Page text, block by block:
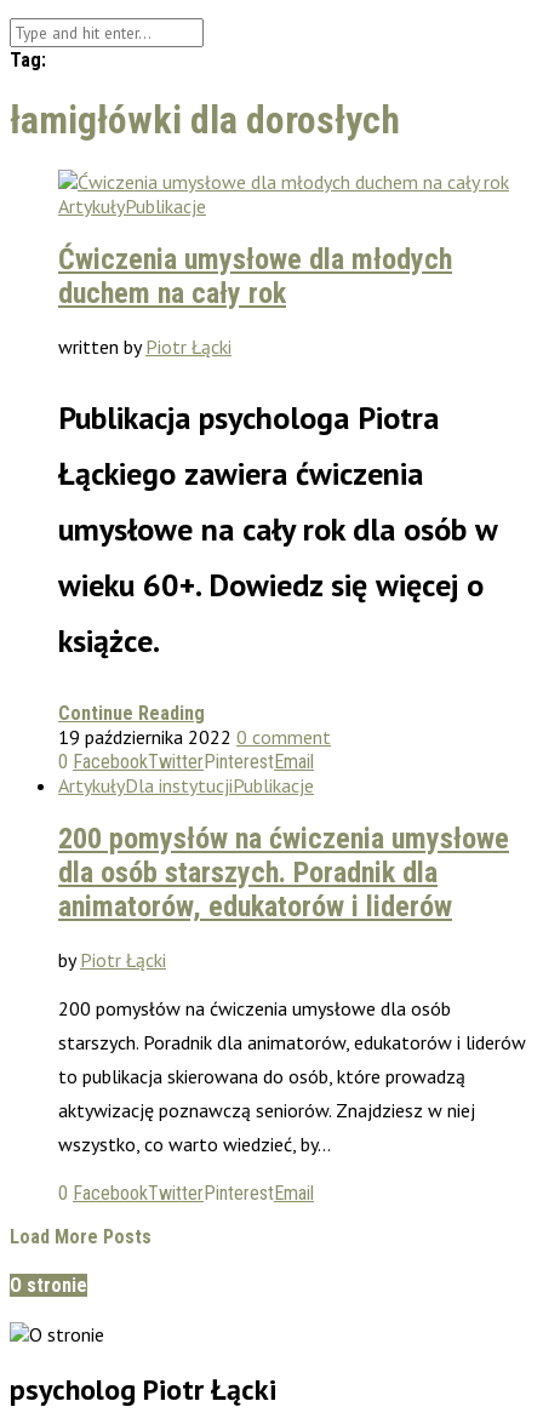
Tag:
łamigłówki dla dorosłych
ArtykułyPublikacje
Ćwiczenia umysłowe dla młodych
duchem na cały rok
written byPiotr Łącki
Publikacja psychologa Piotra
Łąckiego zawiera ćwiczenia
umysłowe na cały rok dla osób w
wieku 60+. Dowiedz się więcej o
książce.
Continue Reading
19 października 2022 0 comment
0 FacebookTwitterPinterestEmail
ArtykułyDla instytucjiPublikacje
200 pomysłów na ćwiczenia umysłowe
dla osób starszych. Poradnik dla
animatorów, edukatorów i liderów
byPiotr Łącki
200 pomysłów na ćwiczenia umysłowe dla osób
starszych. Poradnik dla animatorów, edukatorów i liderów
to publikacja skierowana do osób, które prowadzą
aktywizację poznawczą seniorów. Znajdziesz w niej
wszystko, co warto wiedzieć, by…
0 FacebookTwitterPinterestEmail
Load More Posts
O stronie
psycholog Piotr Łącki